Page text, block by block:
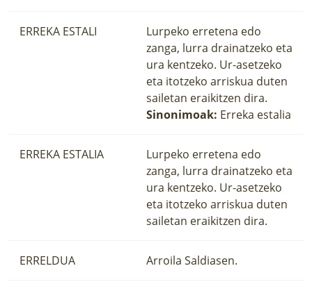
ERREKA ESTALI
Lurpeko erretena edo
zanga, lurra drainatzeko eta
ura kentzeko. Ur-asetzeko
eta itotzeko arriskua duten
sailetan eraikitzen dira.
Sinonimoak: Erreka estalia
ERREKA ESTALIA
Lurpeko erretena edo
zanga, lurra drainatzeko eta
ura kentzeko. Ur-asetzeko
eta itotzeko arriskua duten
sailetan eraikitzen dira.
ERRELDUA Arroila Saldiasen.